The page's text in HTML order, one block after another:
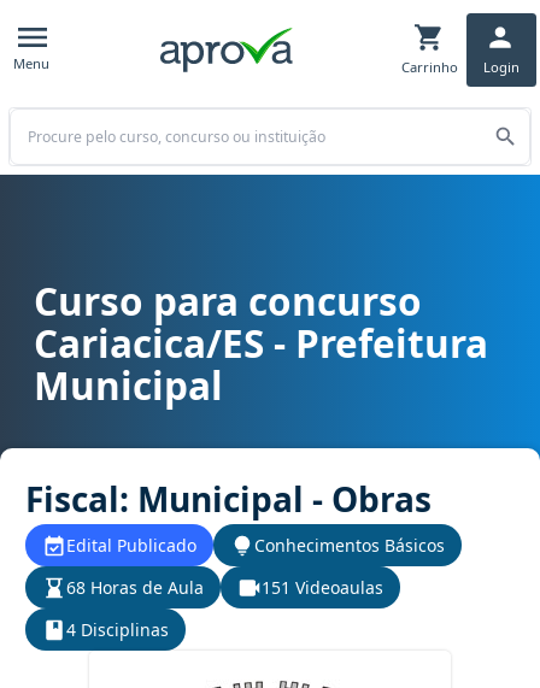
Menu Carrinho Login
Buscar
Curso para concurso Cariacica/ES - Prefeitura Municipal cargo
Curso para concurso
Cariacica/ES - Prefeitura
Municipal
Fiscal: Municipal - Obras
Edital Publicado
Conhecimentos Básicos
68 Horas de Aula
151 Videoaulas
4 Disciplinas